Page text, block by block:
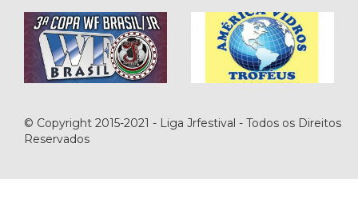
© Copyright 2015-2021 - Liga Jrfestival - Todos os Direitos
Reservados